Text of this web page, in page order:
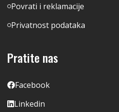
Povrati i reklamacije
Privatnost podataka
Pratite nas
Facebook
Linkedin